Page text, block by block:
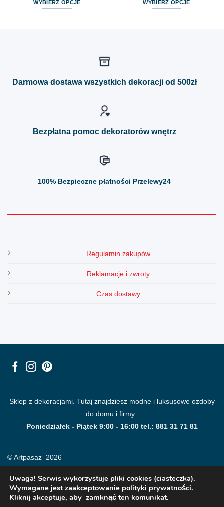
WYBIERZ OPCJE WYBIERZ OPCJE
można
Darmowa dostawa wszystkich dekoracji od 500zł
Bezpłatna pomoc dekoratorów wnętrz
100% Bezpieczne płatności Przelewy24
Regulamin zakupów
Reklamacje i zwroty
Czas dostawy
Sklep z dekoracjami. Tutaj znajdziesz modne i luksusowe ozdoby
do domu i firmy.
Poniedziałek - Piątek 9:00 - 16:00 tel.: 881 31 71 81
© Artpasaż 2026
Uwaga! Serwis wykorzystuje pliki cookies (ciasteczka).
Wymagane jest zaakceptowanie polityki prywatności.
Kliknij akceptuje, aby zamknąć ten komunikat.